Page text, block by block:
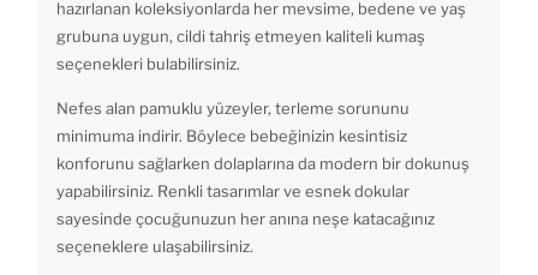
hazırlanan koleksiyonlarda her mevsime, bedene ve yaş
grubuna uygun, cildi tahriş etmeyen kaliteli kumaş
seçenekleri bulabilirsiniz.
Nefes alan pamuklu yüzeyler, terleme sorununu
minimuma indirir. Böylece bebeğinizin kesintisiz
konforunu sağlarken dolaplarına da modern bir dokunuş
yapabilirsiniz. Renkli tasarımlar ve esnek dokular
sayesinde çocuğunuzun her anına neşe katacağınız
seçeneklere ulaşabilirsiniz.